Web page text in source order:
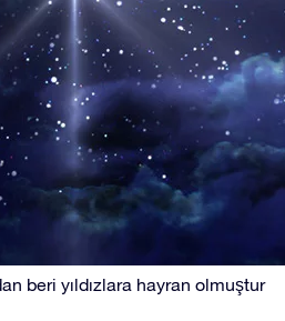
beri yıldızlara hayran olmuştur